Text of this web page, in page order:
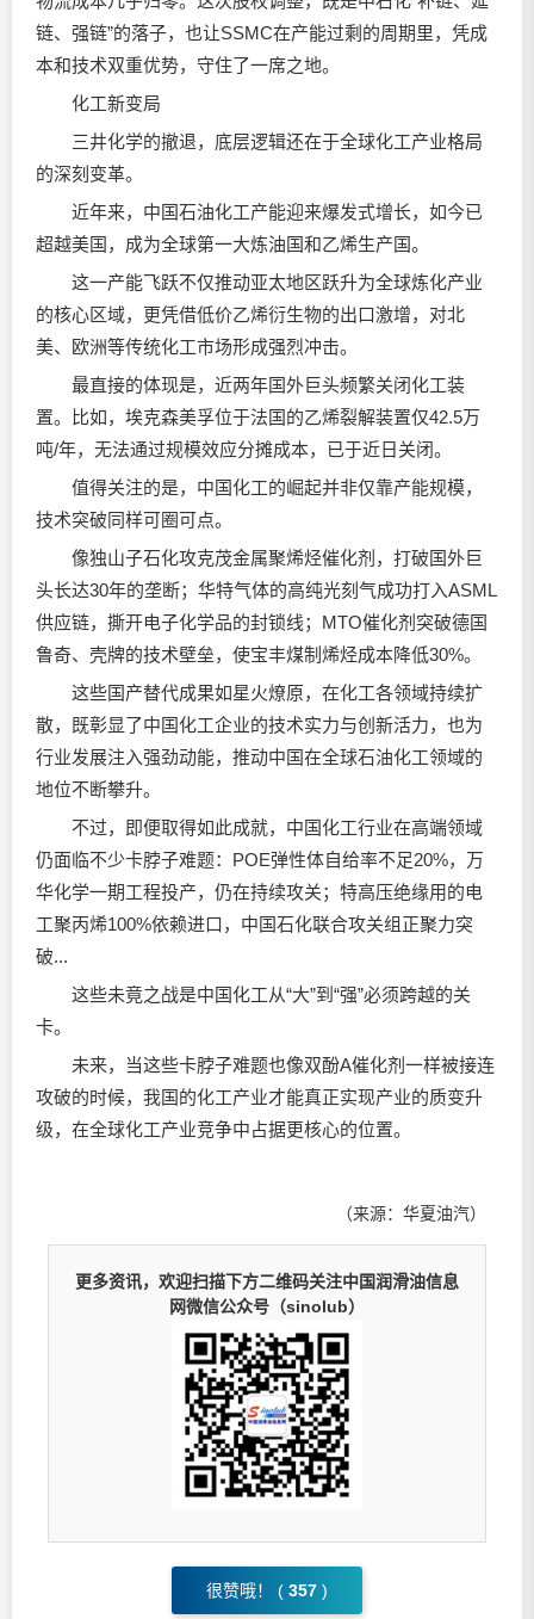
链、强链”的落子，也让SSMC在产能过剩的周期里，凭成
本和技术双重优势，守住了一席之地。
化工新变局
三井化学的撤退，底层逻辑还在于全球化工产业格局
的深刻变革。
近年来，中国石油化工产能迎来爆发式增长，如今已
超越美国，成为全球第一大炼油国和乙烯生产国。
这一产能飞跃不仅推动亚太地区跃升为全球炼化产业
的核心区域，更凭借低价乙烯衍生物的出口激增，对北
美、欧洲等传统化工市场形成强烈冲击。
最直接的体现是，近两年国外巨头频繁关闭化工装
置。比如，埃克森美孚位于法国的乙烯裂解装置仅42.5万
吨/年，无法通过规模效应分摊成本，已于近日关闭。
值得关注的是，中国化工的崛起并非仅靠产能规模，
技术突破同样可圈可点。
像独山子石化攻克茂金属聚烯烃催化剂，打破国外巨
头长达30年的垄断；华特气体的高纯光刻气成功打入ASML
供应链，撕开电子化学品的封锁线；MTO催化剂突破德国
鲁奇、壳牌的技术壁垒，使宝丰煤制烯烃成本降低30%。
这些国产替代成果如星火燎原，在化工各领域持续扩
散，既彰显了中国化工企业的技术实力与创新活力，也为
行业发展注入强劲动能，推动中国在全球石油化工领域的
地位不断攀升。
不过，即便取得如此成就，中国化工行业在高端领域
仍面临不少卡脖子难题：POE弹性体自给率不足20%，万
华化学一期工程投产，仍在持续攻关；特高压绝缘用的电
工聚丙烯100%依赖进口，中国石化联合攻关组正聚力突
破...
这些未竟之战是中国化工从“大”到“强”必须跨越的关
卡。
未来，当这些卡脖子难题也像双酚A催化剂一样被接连
攻破的时候，我国的化工产业才能真正实现产业的质变升
级，在全球化工产业竞争中占据更核心的位置。
（来源：华夏油汽）
更多资讯，欢迎扫描下方二维码关注中国润滑油信息
网微信公众号（sinolub）
很赞哦！ ( 357 )